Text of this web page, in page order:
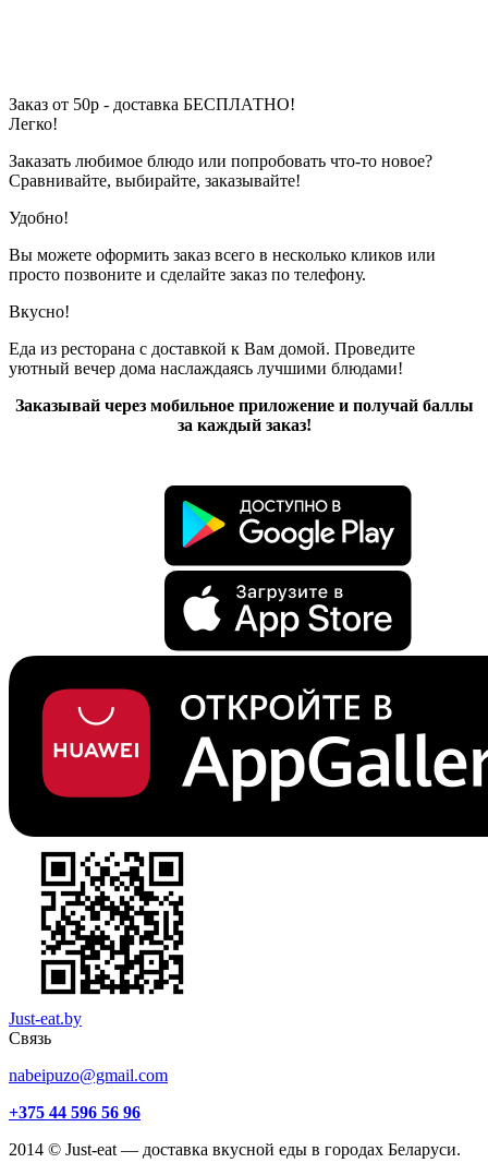
Заказ от 50р - доставка БЕСПЛАТНО!
Легко!
Заказать любимое блюдо или попробовать что-то новое?
Сравнивайте, выбирайте, заказывайте!
Удобно!
Вы можете оформить заказ всего в несколько кликов или
просто позвоните и сделайте заказ по телефону.
Вкусно!
Еда из ресторана с доставкой к Вам домой. Проведите
уютный вечер дома наслаждаясь лучшими блюдами!
Заказывай через мобильное приложение и получай баллы
за каждый заказ!
Just-eat.by
Связь
nabeipuzo@gmail.com
+375 44 596 56 96
2014 © Just-eat — доставка вкусной еды в городах Беларуси.